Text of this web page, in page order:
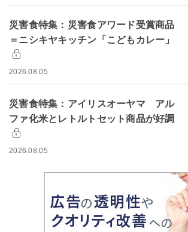
災害食特集：災害食アワード受賞商品
＝ニシキヤキッチン「こどもカレー」
2026.08.05
災害食特集：アイリスオーヤマ アル
ファ化米とレトルトセット商品が好調
2026.08.05